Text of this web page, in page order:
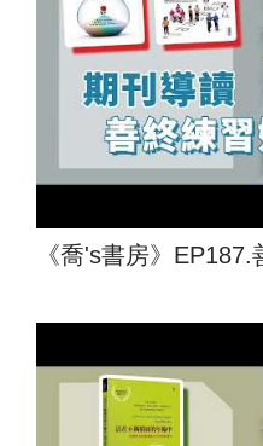
《喬's書房》